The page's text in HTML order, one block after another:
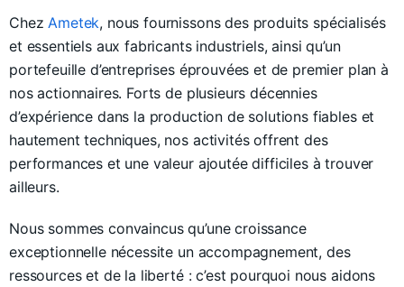
ChezAmetek, nous fournissons des produits spécialisés
et essentiels aux fabricants industriels, ainsi qu’un
portefeuille d’entreprises éprouvées et de premier plan à
nos actionnaires. Forts de plusieurs décennies
d’expérience dans la production de solutions fiables et
hautement techniques, nos activités offrent des
performances et une valeur ajoutée difficiles à trouver
ailleurs.
Nous sommes convaincus qu’une croissance
exceptionnelle nécessite un accompagnement, des
ressources et de la liberté : c’est pourquoi nous aidons